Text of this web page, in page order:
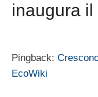
inaugura il
Pingback:
EcoWiki